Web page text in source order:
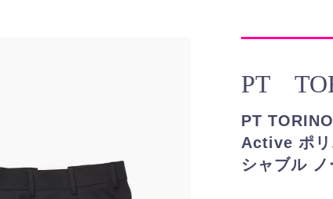
PT
PT
Active ポリ
シャブル